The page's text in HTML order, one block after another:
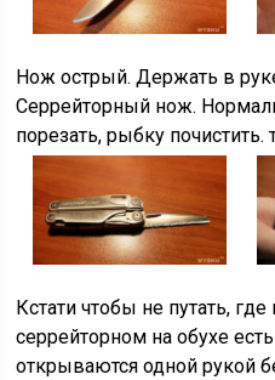
Нож острый. Держать в
Серрейторный нож.
порезать, рыбку
Кстати чтобы не путать,
серрейторном на обухе
открываются одной рукой